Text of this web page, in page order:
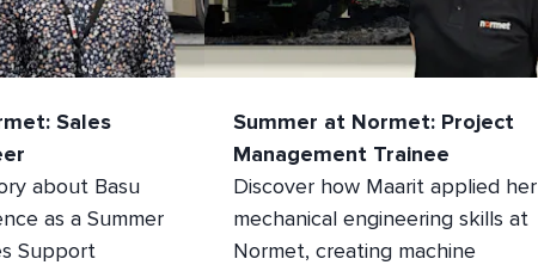
Sales
about Basu
as a Summer
Support
Summer at Normet: Project
Management Trainee
Discover how Maarit applied her
mechanical engineering skills at
Normet, creating machine